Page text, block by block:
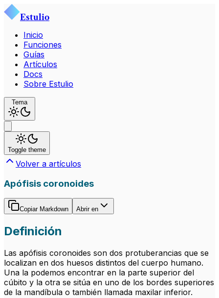
Estulio
Inicio
Funciones
Guías
Artículos
Docs
Sobre Estulio
Tema
Toggle theme
Volver a artículos
Apófisis coronoides
Copiar Markdown Abrir en
Definición
Las apófisis coronoides son dos protuberancias que se
localizan en dos huesos distintos del cuerpo humano.
Una la podemos encontrar en la parte superior del
cúbito y la otra se sitúa en uno de los bordes superiores
de la mandíbula o también llamada maxilar inferior.